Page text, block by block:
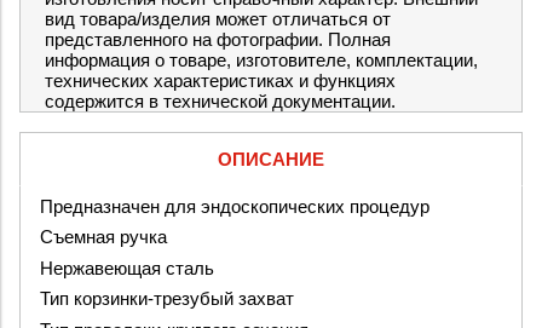
вид товара/изделия может отличаться от
представленного на фотографии. Полная
информация о товаре, изготовителе, комплектации,
технических характеристиках и функциях
содержится в технической документации.
ОПИСАНИЕ
Предназначен для эндоскопических процедур
Съемная ручка
Нержавеющая сталь
Тип корзинки-трезубый захват